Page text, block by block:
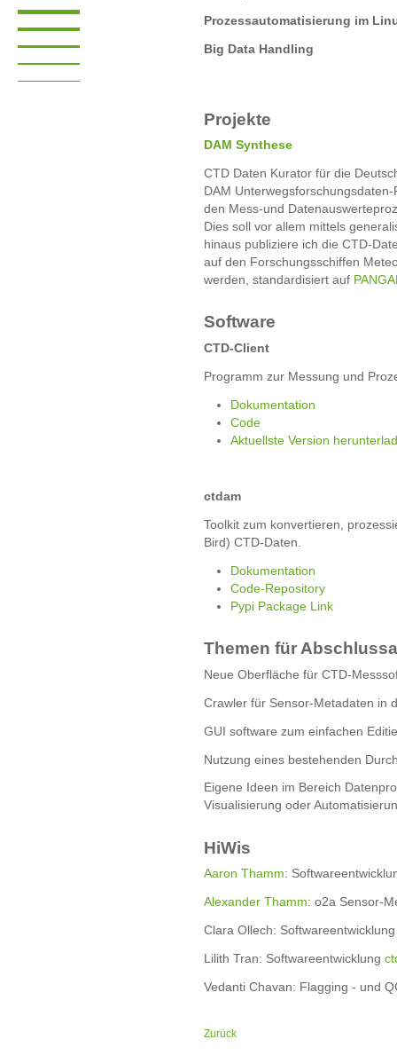
Prozessautomatisierung im
Big Data Handling
Projekte
DAM Synthese
CTD Daten Kurator für die
DAM
den Mess-und
Dies soll vor allem mittels
hinaus publiziere ich die CTD-
auf den Forschungsschiffen
werden, standardisiert auf
Software
CTD-Client
Programm zur Messung und
Dokumentation
Code
Aktuellste Version
ctdam
Toolkit zum konvertieren,
Bird) CTD-Daten.
Dokumentation
Code-Repository
Pypi Package Link
Themen für
Neue Oberfläche für CTD-
Crawler für Sensor-Metadaten in
GUI software zum einfachen
Nutzung eines bestehenden
Eigene Ideen im Bereich
Visualisierung oder
HiWis
Aaron Thamm:
Alexander Thamm: o2a Sensor-
Clara Ollech:
Lilith Tran: Softwareentwicklung
Vedanti Chavan: Flagging - und
Zurück